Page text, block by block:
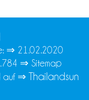
⇒ 21.02.2020
⇒ Sitemap
auf ⇒ Thailandsun